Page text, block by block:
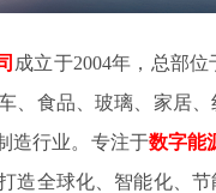
成立于2004年，总部
、食品、玻璃、家居
造行业。专注于数字能
造全球化、智能化、